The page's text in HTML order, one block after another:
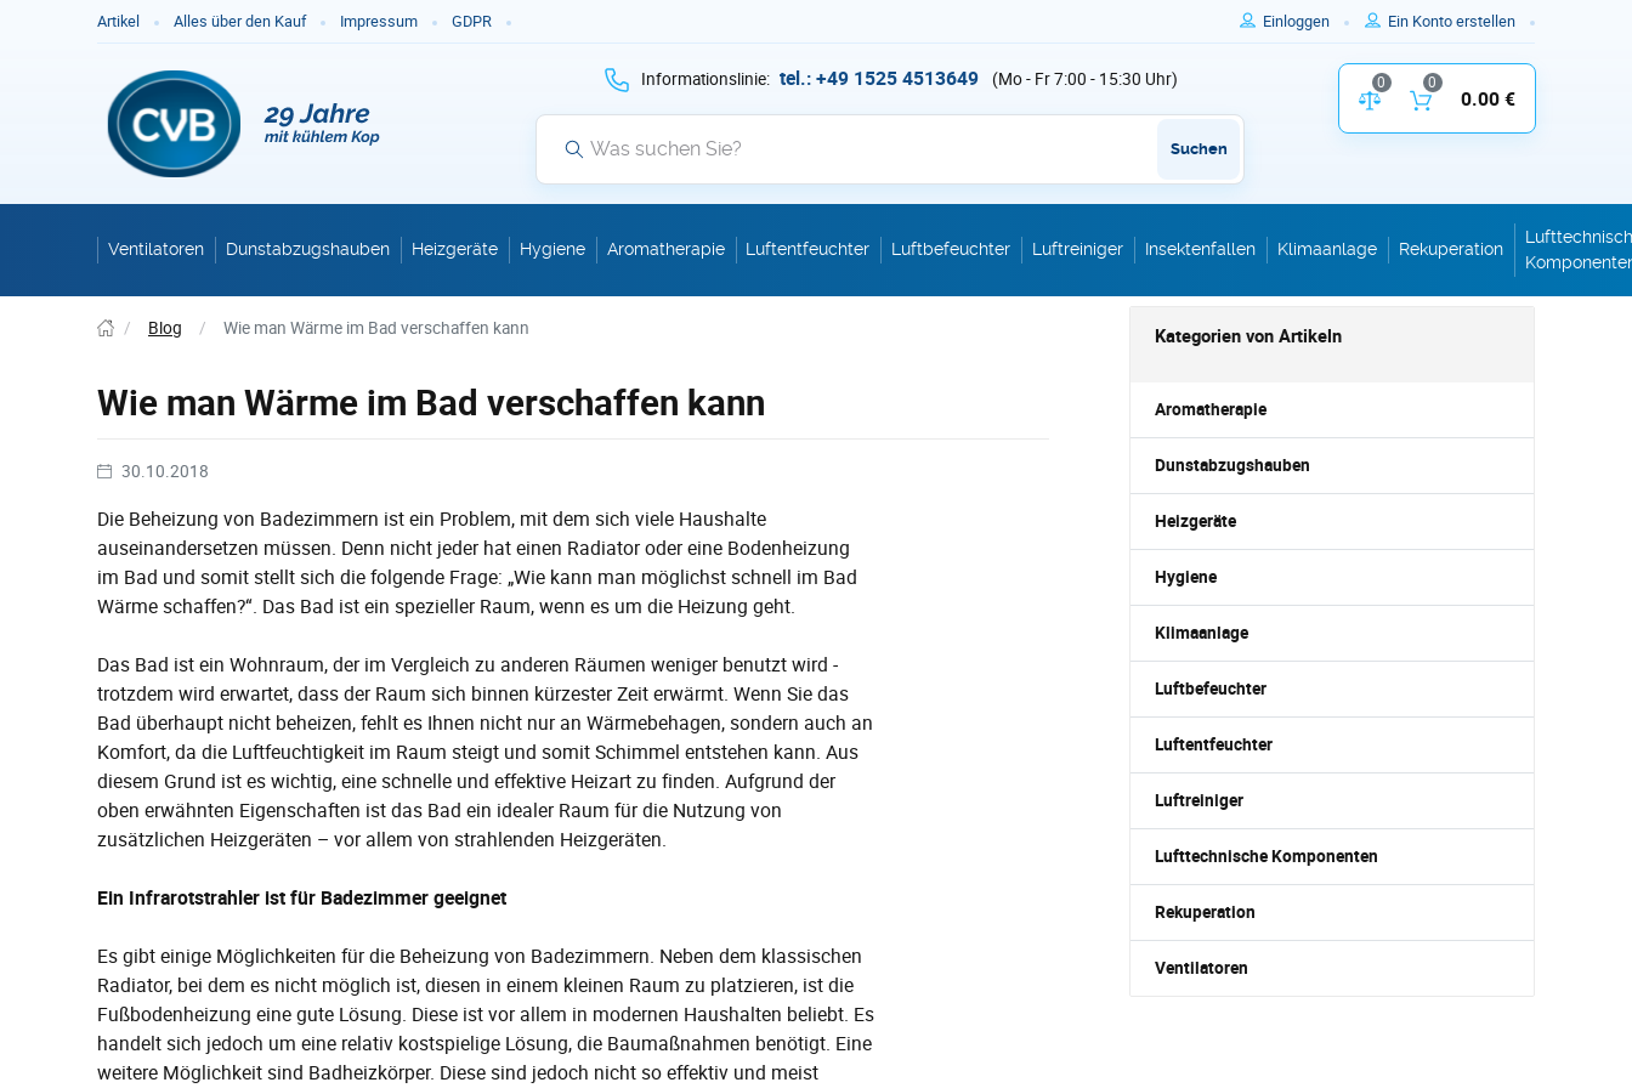
Artikel Alles über den Kauf Impressum GDPR Einloggen Ein Konto erstellen
Informationslinie: tel.: +49 1525 4513649 (Mo - Fr 7:00 - 15:30 Uhr)
Suchen
Vergleich der Produktparameter
0
Inhalt des
0
0.00 €
Ventilatoren Dunstabzugshauben Heizgeräte Hygiene Aromatherapie Luftentfeuchter Luftbefeuchter Luftreiniger Insektenfallen Klimaanlage Rekuperation
/ Blog / Wie man Wärme im Bad verschaffen kann
Wie man Wärme im Bad verschaffen kann
30.10.2018
Die Beheizung von Badezimmern ist ein Problem, mit dem sich viele Haushalte
auseinandersetzen müssen. Denn nicht jeder hat einen Radiator oder eine Bodenheizung
im Bad und somit stellt sich die folgende Frage: „Wie kann man möglichst schnell im Bad
Wärme schaffen?“. Das Bad ist ein spezieller Raum, wenn es um die Heizung geht.
Das Bad ist ein Wohnraum, der im Vergleich zu anderen Räumen weniger benutzt wird -
trotzdem wird erwartet, dass der Raum sich binnen kürzester Zeit erwärmt. Wenn Sie das
Bad überhaupt nicht beheizen, fehlt es Ihnen nicht nur an Wärmebehagen, sondern auch an
Komfort, da die Luftfeuchtigkeit im Raum steigt und somit Schimmel entstehen kann. Aus
diesem Grund ist es wichtig, eine schnelle und effektive Heizart zu finden. Aufgrund der
oben erwähnten Eigenschaften ist das Bad ein idealer Raum für die Nutzung von
zusätzlichen Heizgeräten – vor allem von strahlenden Heizgeräten.
Ein Infrarotstrahler ist für Badezimmer geeignet
Es gibt einige Möglichkeiten für die Beheizung von Badezimmern. Neben dem klassischen
Radiator, bei dem es nicht möglich ist, diesen in einem kleinen Raum zu platzieren, ist die
Fußbodenheizung eine gute Lösung. Diese ist vor allem in modernen Haushalten beliebt. Es
handelt sich jedoch um eine relativ kostspielige Lösung, die Baumaßnahmen benötigt. Eine
weitere Möglichkeit sind Badheizkörper. Diese sind jedoch nicht so effektiv und meist
Kategorien von Artikeln
Aromatherapie
Dunstabzugshauben
Heizgeräte
Hygiene
Klimaanlage
Luftbefeuchter
Luftentfeuchter
Luftreiniger
Lufttechnische Komponenten
Rekuperation
Ventilatoren